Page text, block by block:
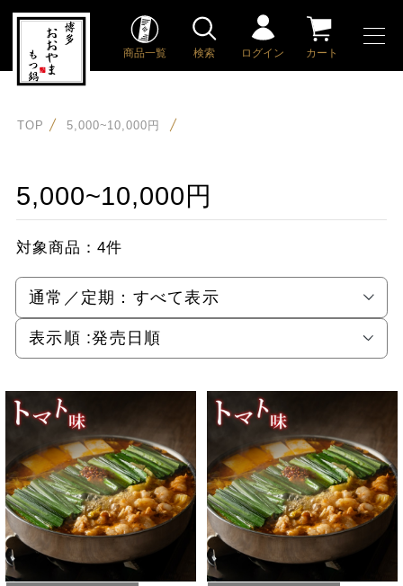
商品一覧 検索 ログイン カート
TOP 5,000~10,000円
5,000~10,000円
対象商品： 4件
通常／定期： すべて表示
表示順 :発売日順